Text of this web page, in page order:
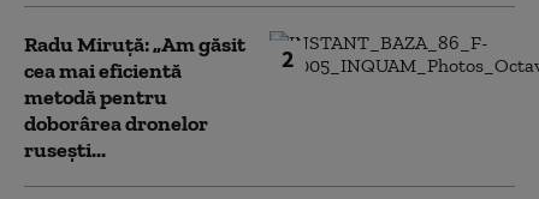
2
Radu Miruță: „Am găsit
cea mai eficientă
metodă pentru
doborârea dronelor
rusești...